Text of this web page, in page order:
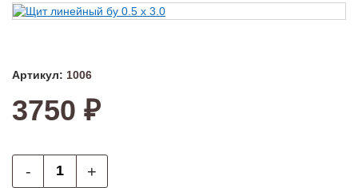
Артикул: 1006
3750 ₽
- +